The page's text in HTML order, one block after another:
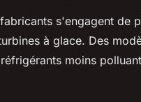
s'engagent de
à glace. Des
moins